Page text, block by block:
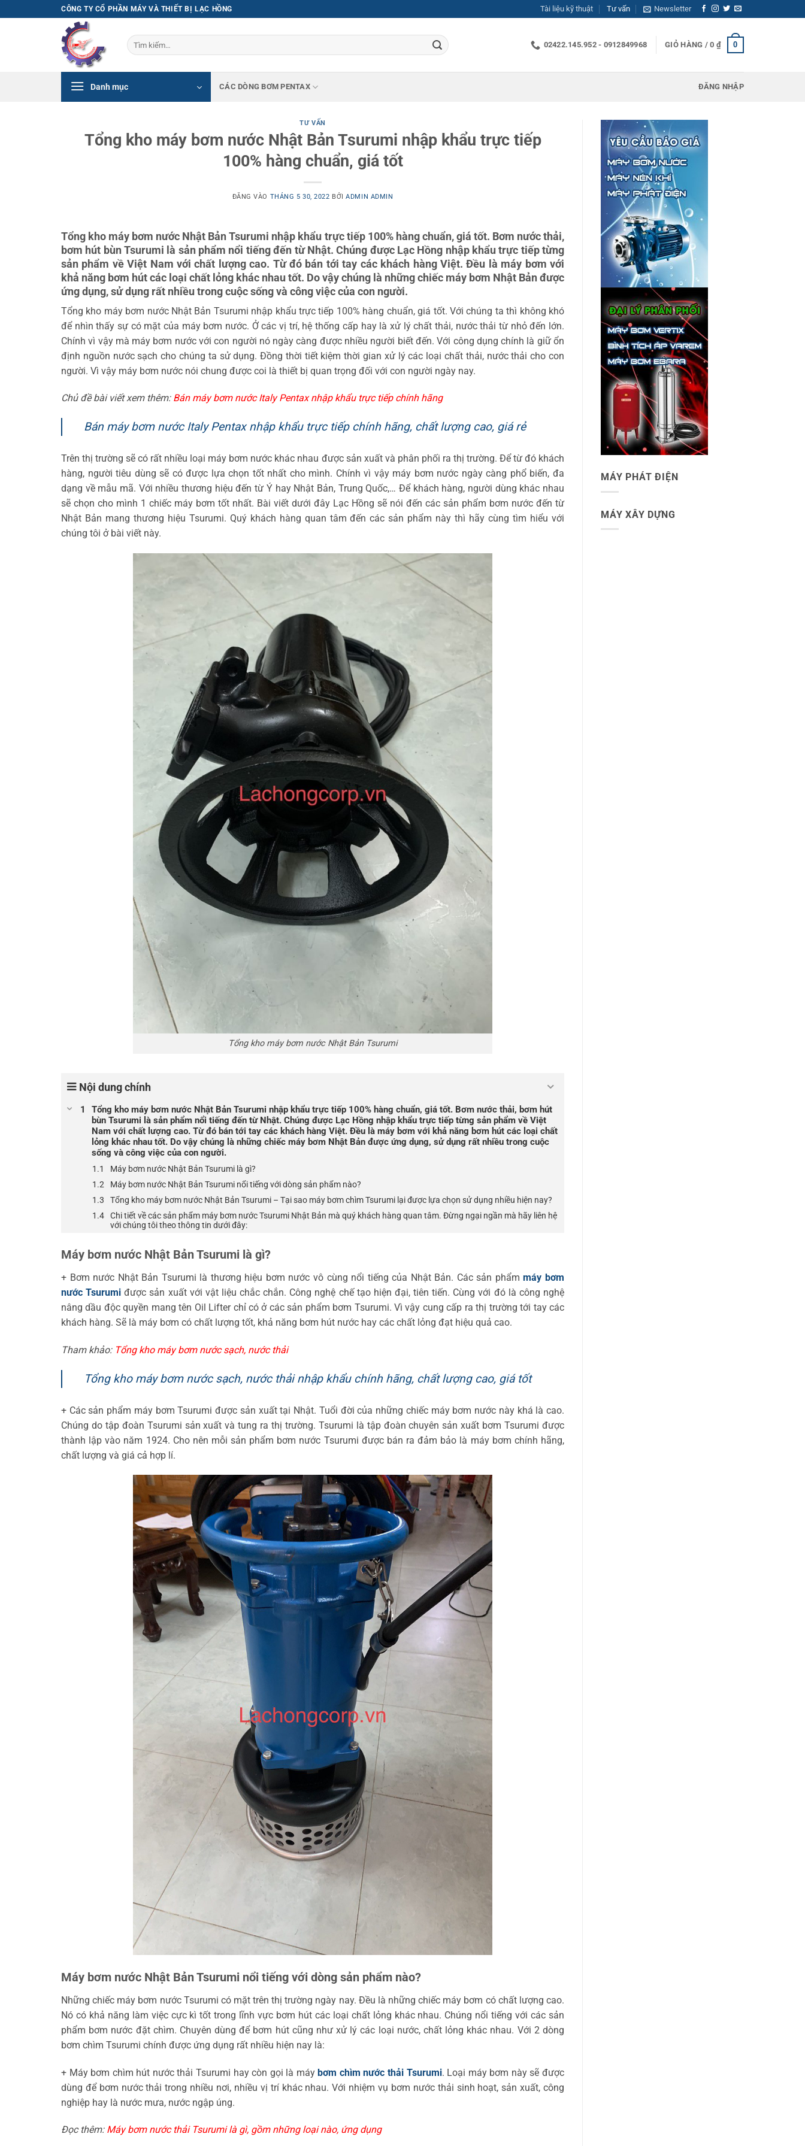
qua
CÔNG TY CỔ PHẦN MÁY VÀ THIẾT BỊ LẠC HỒNG Tài liệu kỹ thuật Tư vấn Newsletter
Tìm
kiếm:
02422.145.952 - 0912849968 GIỎ HÀNG /0 ₫ 0
Danh mục CÁC DÒNG BƠM PENTAX ĐĂNG NHẬP
TƯ VẤN
Tổng kho máy bơm nước Nhật Bản Tsurumi nhập khẩu trực tiếp
100% hàng chuẩn, giá tốt
ĐĂNG VÀO THÁNG 5 30, 2022 BỞIADMIN ADMIN
Tổng kho máy bơm nước Nhật Bản Tsurumi nhập khẩu trực tiếp 100% hàng chuẩn, giá tốt. Bơm nước thải,
bơm hút bùn Tsurumi là sản phẩm nổi tiếng đến từ Nhật. Chúng được Lạc Hồng nhập khẩu trực tiếp từng
sản phẩm về Việt Nam với chất lượng cao. Từ đó bán tới tay các khách hàng Việt. Đều là máy bơm với
khả năng bơm hút các loại chất lỏng khác nhau tốt. Do vậy chúng là những chiếc máy bơm Nhật Bản được
ứng dụng, sử dụng rất nhiều trong cuộc sống và công việc của con người.
Tổng kho máy bơm nước Nhật Bản Tsurumi nhập khẩu trực tiếp 100% hàng chuẩn, giá tốt. Với chúng ta thì không khó
để nhìn thấy sự có mặt của máy bơm nước. Ở các vị trí, hệ thống cấp hay là xử lý chất thải, nước thải từ nhỏ đến lớn.
Chính vì vậy mà máy bơm nước với con người nó ngày càng được nhiều người biết đến. Với công dụng chính là giữ ổn
định nguồn nước sạch cho chúng ta sử dụng. Đồng thời tiết kiệm thời gian xử lý các loại chất thải, nước thải cho con
người. Vì vậy máy bơm nước nói chung được coi là thiết bị quan trọng đối với con người ngày nay.
Chủ đề bài viết xem thêm: Bán máy bơm nước Italy Pentax nhập khẩu trực tiếp chính hãng
Bán máy bơm nước Italy Pentax nhập khẩu trực tiếp chính hãng, chất lượng cao, giá rẻ
Trên thị trường sẽ có rất nhiều loại máy bơm nước khác nhau được sản xuất và phân phối ra thị trường. Để từ đó khách
hàng, người tiêu dùng sẽ có được lựa chọn tốt nhất cho mình. Chính vì vậy máy bơm nước ngày càng phổ biến, đa
dạng về mẫu mã. Với nhiều thương hiệu đến từ Ý hay Nhật Bản, Trung Quốc,… Để khách hàng, người dùng khác nhau
sẽ chọn cho mình 1 chiếc máy bơm tốt nhất. Bài viết dưới đây Lạc Hồng sẽ nói đến các sản phẩm bơm nước đến từ
Nhật Bản mang thương hiệu Tsurumi. Quý khách hàng quan tâm đến các sản phẩm này thì hãy cùng tìm hiểu với
chúng tôi ở bài viết này.
Tổng kho máy bơm nước Nhật Bản Tsurumi
Nội dung chính
Tổng kho máy bơm nước Nhật Bản Tsurumi nhập khẩu trực tiếp 100% hàng chuẩn, giá tốt. Bơm nước thải, bơm hút
bùn Tsurumi là sản phẩm nổi tiếng đến từ Nhật. Chúng được Lạc Hồng nhập khẩu trực tiếp từng sản phẩm về Việt
Nam với chất lượng cao. Từ đó bán tới tay các khách hàng Việt. Đều là máy bơm với khả năng bơm hút các loại chất
lỏng khác nhau tốt. Do vậy chúng là những chiếc máy bơm Nhật Bản được ứng dụng, sử dụng rất nhiều trong cuộc
sống và công việc của con người.
Máy bơm nước Nhật Bản Tsurumi là gì?
Máy bơm nước Nhật Bản Tsurumi nổi tiếng với dòng sản phẩm nào?
Tổng kho máy bơm nước Nhật Bản Tsurumi – Tại sao máy bơm chìm Tsurumi lại được lựa chọn sử dụng nhiều hiện nay?
Chi tiết về các sản phẩm máy bơm nước Tsurumi Nhật Bản mà quý khách hàng quan tâm. Đừng ngại ngần mà hãy liên hệ
với chúng tôi theo thông tin dưới đây:
Máy bơm nước Nhật Bản Tsurumi là gì?
+ Bơm nước Nhật Bản Tsurumi là thương hiệu bơm nước vô cùng nổi tiếng của Nhật Bản. Các sản phẩmmáy bơm
nước Tsurumi được sản xuất với vật liệu chắc chắn. Công nghệ chế tạo hiện đại, tiên tiến. Cùng với đó là công nghệ
nâng dầu độc quyền mang tên Oil Lifter chỉ có ở các sản phẩm bơm Tsurumi. Vì vậy cung cấp ra thị trường tới tay các
khách hàng. Sẽ là máy bơm có chất lượng tốt, khả năng bơm hút nước hay các chất lỏng đạt hiệu quả cao.
Tham khảo: Tổng kho máy bơm nước sạch, nước thải
Tổng kho máy bơm nước sạch, nước thải nhập khẩu chính hãng, chất lượng cao, giá tốt
+ Các sản phẩm máy bơm Tsurumi được sản xuất tại Nhật. Tuổi đời của những chiếc máy bơm nước này khá là cao.
Chúng do tập đoàn Tsurumi sản xuất và tung ra thị trường. Tsurumi là tập đoàn chuyên sản xuất bơm Tsurumi được
thành lập vào năm 1924. Cho nên mỗi sản phẩm bơm nước Tsurumi được bán ra đảm bảo là máy bơm chính hãng,
chất lượng và giá cả hợp lí.
Máy bơm nước Nhật Bản Tsurumi nổi tiếng với dòng sản phẩm nào?
Những chiếc máy bơm nước Tsurumi có mặt trên thị trường ngày nay. Đều là những chiếc máy bơm có chất lượng cao.
Nó có khả năng làm việc cực kì tốt trong lĩnh vực bơm hút các loại chất lỏng khác nhau. Chúng nổi tiếng với các sản
phẩm bơm nước đặt chìm. Chuyên dùng để bơm hút cũng như xử lý các loại nước, chất lỏng khác nhau. Với 2 dòng
bơm chìm Tsurumi chính được ứng dụng rất nhiều hiện nay là:
+ Máy bơm chìm hút nước thải Tsurumi hay còn gọi là máybơm chìm nước thải Tsurumi. Loại máy bơm này sẽ được
dùng để bơm nước thải trong nhiều nơi, nhiều vị trí khác nhau. Với nhiệm vụ bơm nước thải sinh hoạt, sản xuất, công
nghiệp hay là nước mưa, nước ngập úng.
Đọc thêm: Máy bơm nước thải Tsurumi là gì, gồm những loại nào, ứng dụng
MÁY PHÁT ĐIỆN
MÁY XÂY DỰNG